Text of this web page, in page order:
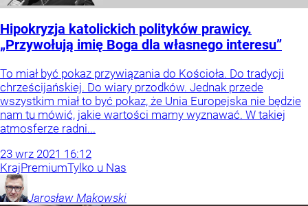
Hipokryzja katolickich polityków prawicy.
„Przywołują imię Boga dla własnego interesu”
To miał być pokaz przywiązania do Kościoła. Do tradycji
chrześcijańskiej. Do wiary przodków. Jednak przede
wszystkim miał to być pokaz, że Unia Europejska nie będzie
nam tu mówić, jakie wartości mamy wyznawać. W takiej
atmosferze radni...
23 wrz 2021 16:12
KrajPremiumTylko u Nas
Jarosław Makowski